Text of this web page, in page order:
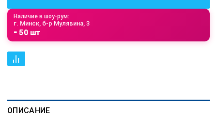
Наличие в шоу-рум:
г. Минск, б-р Мулявина, 3
⁃ 50 шт
ОПИСАНИЕ